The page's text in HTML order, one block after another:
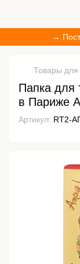
→
Товары
Папка для
в Париже
Артикул: RT2-